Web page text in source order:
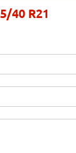
40 R21